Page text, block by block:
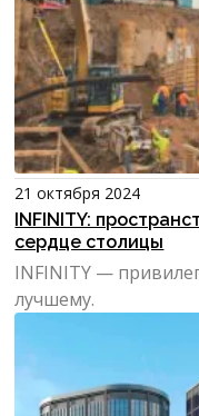
21 октября 2024
INFINITY:
сердце столицы
INFINITY —
лучшему.